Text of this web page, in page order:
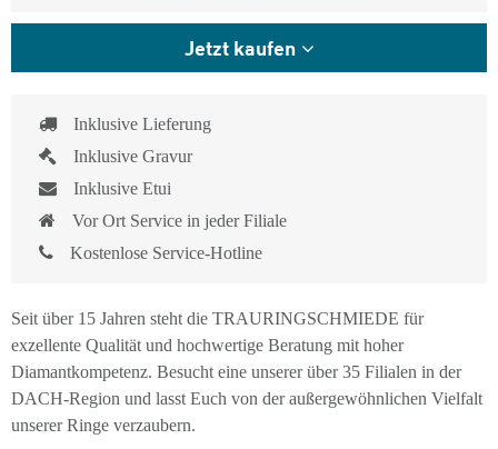
Jetzt kaufen
Inklusive Lieferung
Inklusive Gravur
Inklusive Etui
Vor Ort Service in jeder Filiale
Kostenlose Service-Hotline
Seit über 15 Jahren steht die TRAURINGSCHMIEDE für
exzellente Qualität und hochwertige Beratung mit hoher
Diamantkompetenz. Besucht eine unserer über 35 Filialen in der
DACH-Region und lasst Euch von der außergewöhnlichen Vielfalt
unserer Ringe verzaubern.